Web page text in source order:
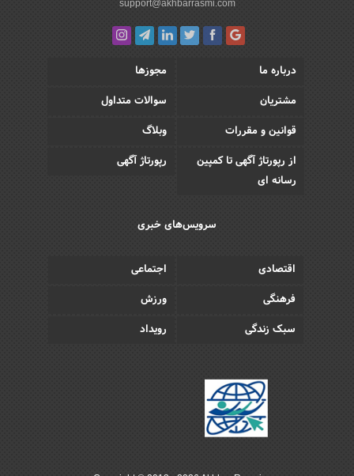
support@akhbarrasmi.com
درباره ما
مجوزها
مشتریان
سوالات متداول
قوانین و مقررات
وبلاگ
از رپورتاژ آگهی تا کمپین
رسانه ای
رپورتاژ آگهی
سرویس‌های خبری
اقتصادی
اجتماعی
فرهنگی
ورزش
سبک زندگی
رویداد